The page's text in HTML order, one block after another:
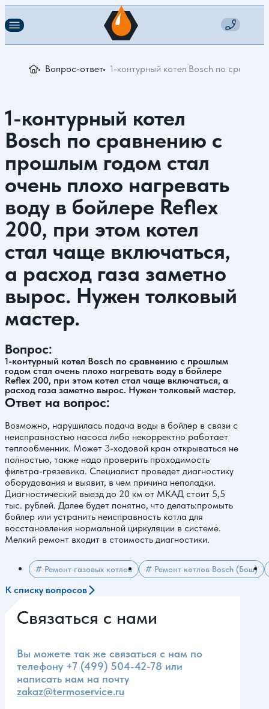
Вопрос-ответ 1-контурный котел Bosch по
1-контурный котел
Bosch по сравнению с
прошлым годом стал
очень плохо нагревать
воду в бойлере Reflex
200, при этом котел
стал чаще включаться,
а расход газа заметно
вырос. Нужен толковый
мастер.
Вопрос:
1-контурный котел Bosch по сравнению с прошлым
годом стал очень плохо нагревать воду в бойлере
Reflex 200, при этом котел стал чаще включаться, а
расход газа заметно вырос. Нужен толковый мастер.
Ответ на вопрос:
Возможно, нарушилась подача воды в бойлер в связи с
неисправностью насоса либо некорректно работает
теплообменник. Может 3-ходовой кран открываться не
полностью, также надо проверить проходимость
фильтра-грязевика. Специалист проведет диагностику
оборудования и выявит, в чем причина неполадки.
Диагностический выезд до 20 км от МКАД стоит 5,5
тыс. рублей. Далее будет понятно, что делать:промыть
бойлер или устранить неисправность котла для
восстановления нормальной циркуляции в системе.
Мелкий ремонт входит в стоимость диагностики.
# Ремонт газовых котлов # Ремонт котлов Bosch (Бош)
К списку вопросов
Связаться с нами
Вы можете так же связаться с нам по
телефону +7 (499) 504-42-78 или
написать нам на почту
zakaz@termoservice.ru